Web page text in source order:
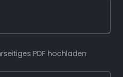
PDF hochladen